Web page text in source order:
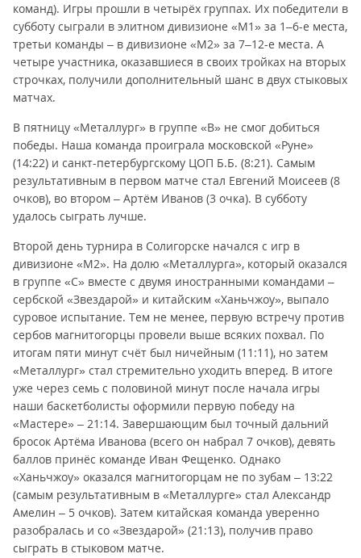
команд). Игры прошли в четырёх группах. Их победители в
субботу сыграли в элитном дивизионе «М1» за 1–6-е места,
третьи команды – в дивизионе «М2» за 7–12-е места. А
четыре участника, оказавшиеся в своих тройках на вторых
строчках, получили дополнительный шанс в двух стыковых
матчах.
В пятницу «Металлург» в группе «В» не смог добиться
победы. Наша команда проиграла московской «Руне»
(14:22) и санкт-петербургскому ЦОП Б.Б. (8:21). Самым
результативным в первом матче стал Евгений Моисеев (8
очков), во втором – Артём Иванов (3 очка). В субботу
удалось сыграть лучше.
Второй день турнира в Солигорске начался с игр в
дивизионе «М2». На долю «Металлурга», который оказался
в группе «С» вместе с двумя иностранными командами –
сербской «Звездарой» и китайским «Ханьчжоу», выпало
суровое испытание. Тем не менее, первую встречу против
сербов магнитогорцы провели выше всяких похвал. По
итогам пяти минут счёт был ничейным (11:11), но затем
«Металлург» стал стремительно уходить вперед. В итоге
уже через семь с половиной минут после начала игры
наши баскетболисты оформили первую победу на
«Мастере» – 21:14. Завершающим был точный дальний
бросок Артёма Иванова (всего он набрал 7 очков), девять
баллов принёс команде Иван Фещенко. Однако
«Ханьчжоу» оказался магнитогорцам не по зубам – 13:22
(самым результативным в «Металлурге» стал Александр
Амелин – 5 очков). Затем китайская команда уверенно
разобралась и со «Звездарой» (21:13), получив право
сыграть в стыковом матче.